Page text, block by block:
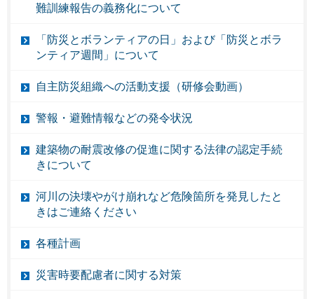
難訓練報告の義務化について
「防災とボランティアの日」および「防災とボラ
ンティア週間」について
自主防災組織への活動支援（研修会動画）
警報・避難情報などの発令状況
建築物の耐震改修の促進に関する法律の認定手続
きについて
河川の決壊やがけ崩れなど危険箇所を発見したと
きはご連絡ください
各種計画
災害時要配慮者に関する対策